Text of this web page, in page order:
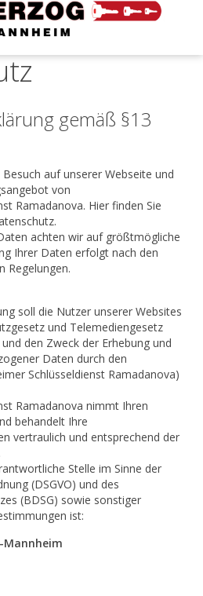
gemäß §13
auf unserer Webseite und
von
Ramadanova. Hier finden Sie
achten wir auf größtmögliche
Ihrer Daten erfolgt nach den
Regelungen.
soll die Nutzer unserer Websites
und Telemediengesetz
den Zweck der Erhebung und
Daten durch den
Schlüsseldienst Ramadanova)
Ramadanova nimmt Ihren
behandelt Ihre
vertraulich und entsprechend der
Stelle im Sinne der
(DSGVO) und des
(BDSG) sowie sonstiger
ist:
Mannheim